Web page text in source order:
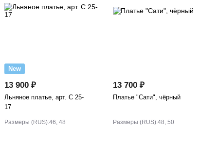
New
13 900 ₽
Льняное платье, арт. С 25-
17
Размеры (RUS):46, 48
13 700 ₽
Платье "Сати", чёрный
Размеры (RUS):48, 50